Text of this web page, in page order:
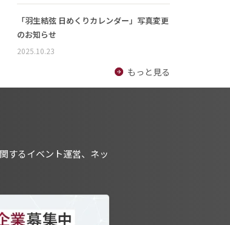
「羽生結弦 日めくりカレンダー」写真変更
のお知らせ
2025.10.23
もっと見る
するイベント運営、ネッ